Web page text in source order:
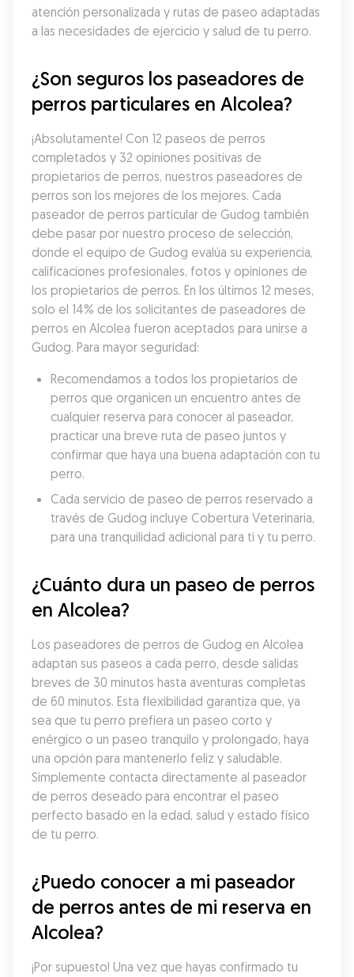
atención personalizada y rutas de paseo adaptadas
a las necesidades de ejercicio y salud de tu perro.
¿Son seguros los paseadores de
perros particulares en Alcolea?
¡Absolutamente! Con 12 paseos de perros
completados y 32 opiniones positivas de
propietarios de perros, nuestros paseadores de
perros son los mejores de los mejores. Cada
paseador de perros particular de Gudog también
debe pasar por nuestro proceso de selección,
donde el equipo de Gudog evalúa su experiencia,
calificaciones profesionales, fotos y opiniones de
los propietarios de perros. En los últimos 12 meses,
solo el 14% de los solicitantes de paseadores de
perros en Alcolea fueron aceptados para unirse a
Gudog. Para mayor seguridad:
Recomendamos a todos los propietarios de
perros que organicen un encuentro antes de
cualquier reserva para conocer al paseador,
practicar una breve ruta de paseo juntos y
confirmar que haya una buena adaptación con tu
perro.
Cada servicio de paseo de perros reservado a
través de Gudog incluye Cobertura Veterinaria,
para una tranquilidad adicional para ti y tu perro.
¿Cuánto dura un paseo de perros
en Alcolea?
Los paseadores de perros de Gudog en Alcolea
adaptan sus paseos a cada perro, desde salidas
breves de 30 minutos hasta aventuras completas
de 60 minutos. Esta flexibilidad garantiza que, ya
sea que tu perro prefiera un paseo corto y
enérgico o un paseo tranquilo y prolongado, haya
una opción para mantenerlo feliz y saludable.
Simplemente contacta directamente al paseador
de perros deseado para encontrar el paseo
perfecto basado en la edad, salud y estado físico
de tu perro.
¿Puedo conocer a mi paseador
de perros antes de mi reserva en
Alcolea?
¡Por supuesto! Una vez que hayas confirmado tu